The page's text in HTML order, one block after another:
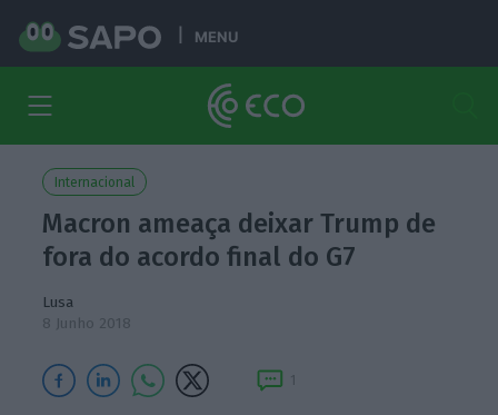
MENU
Internacional
Macron ameaça deixar Trump de
fora do acordo final do G7
Lusa
8 Junho 2018
1